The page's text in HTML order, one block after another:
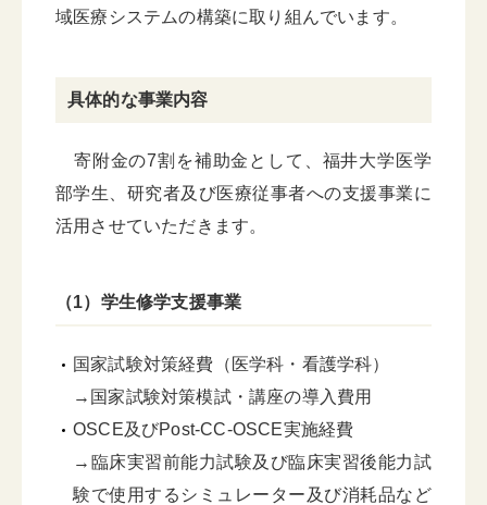
域医療システムの構築に取り組んでいます。
具体的な事業内容
寄附金の7割を補助金として、福井大学医学
部学生、研究者及び医療従事者への支援事業に
活用させていただきます。
（1）学生修学支援事業
国家試験対策経費（医学科・看護学科）
→国家試験対策模試・講座の導入費用
OSCE及びPost-CC-OSCE実施経費
→臨床実習前能力試験及び臨床実習後能力試
験で使用するシミュレーター及び消耗品など